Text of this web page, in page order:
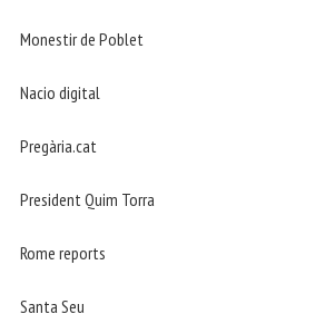
Monestir de Poblet
Nacio digital
Pregària.cat
President Quim Torra
Rome reports
Santa Seu